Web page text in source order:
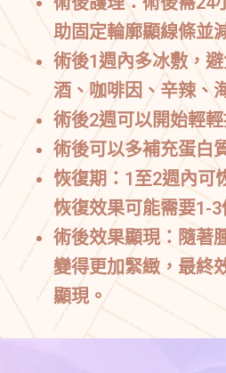
助固定輪廓顯線條並
術後1週內多冰敷，
酒、咖啡因、辛辣、
術後2週可以開始輕輕
術後可以多補充蛋白
恢復期 ：1至2週內可
恢復效果可能需要1-3
術後效果顯現：隨著
變得更加緊緻，最終
顯現。